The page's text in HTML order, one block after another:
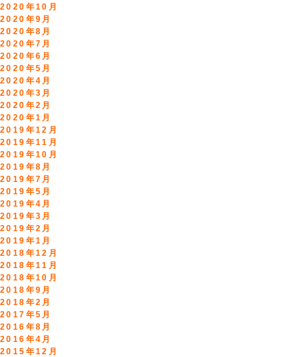
2020年10月
2020年9月
2020年8月
2020年7月
2020年6月
2020年5月
2020年4月
2020年3月
2020年2月
2020年1月
2019年12月
2019年11月
2019年10月
2019年8月
2019年7月
2019年5月
2019年4月
2019年3月
2019年2月
2019年1月
2018年12月
2018年11月
2018年10月
2018年9月
2018年2月
2017年5月
2016年8月
2016年4月
2015年12月